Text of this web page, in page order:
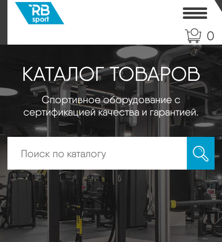
0
КАТАЛОГ ТОВАРОВ
Спортивное оборудование с
сертификацией качества и гарантией.